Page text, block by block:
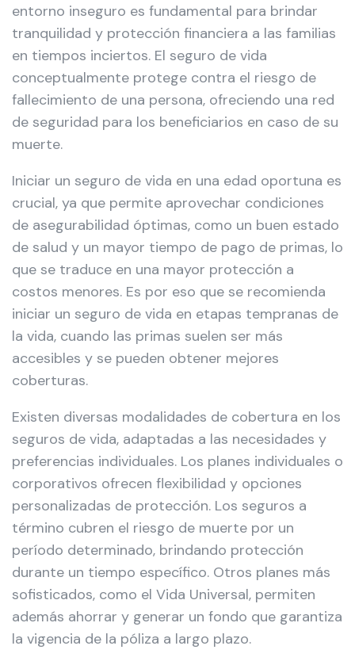
entorno inseguro es fundamental para brindar
tranquilidad y protección financiera a las familias
en tiempos inciertos. El seguro de vida
conceptualmente protege contra el riesgo de
fallecimiento de una persona, ofreciendo una red
de seguridad para los beneficiarios en caso de su
muerte.
Iniciar un seguro de vida en una edad oportuna es
crucial, ya que permite aprovechar condiciones
de asegurabilidad óptimas, como un buen estado
de salud y un mayor tiempo de pago de primas, lo
que se traduce en una mayor protección a
costos menores. Es por eso que se recomienda
iniciar un seguro de vida en etapas tempranas de
la vida, cuando las primas suelen ser más
accesibles y se pueden obtener mejores
coberturas.
Existen diversas modalidades de cobertura en los
seguros de vida, adaptadas a las necesidades y
preferencias individuales. Los planes individuales o
corporativos ofrecen flexibilidad y opciones
personalizadas de protección. Los seguros a
término cubren el riesgo de muerte por un
período determinado, brindando protección
durante un tiempo específico. Otros planes más
sofisticados, como el Vida Universal, permiten
además ahorrar y generar un fondo que garantiza
la vigencia de la póliza a largo plazo.